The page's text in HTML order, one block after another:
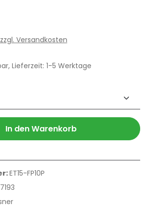
Versandkosten
Lieferzeit: 1-5 Werktage
Gib den
In den Warenkorb
ET15-FP10P